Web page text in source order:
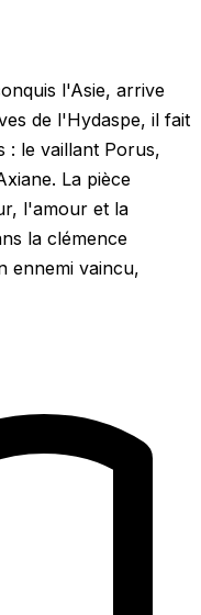
l'Asie, arrive
de l'Hydaspe, il fait
: le vaillant Porus,
La pièce
l'amour et la
la clémence
ennemi vaincu,